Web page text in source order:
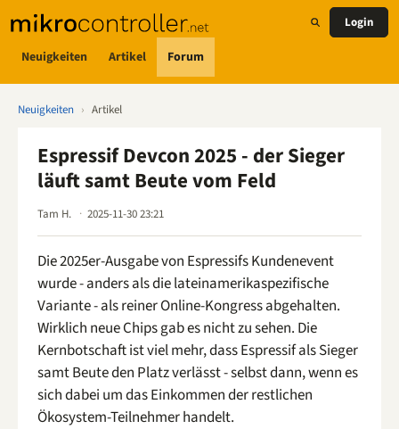
Neuigkeiten Artikel Forum
Login
Neuigkeiten › Artikel
Espressif Devcon 2025 - der Sieger
läuft samt Beute vom Feld
Tam H. 2025-11-30 23:21
Die 2025er-Ausgabe von Espressifs Kundenevent
wurde - anders als die lateinamerikaspezifische
Variante - als reiner Online-Kongress abgehalten.
Wirklich neue Chips gab es nicht zu sehen. Die
Kernbotschaft ist viel mehr, dass Espressif als Sieger
samt Beute den Platz verlässt - selbst dann, wenn es
sich dabei um das Einkommen der restlichen
Ökosystem-Teilnehmer handelt.